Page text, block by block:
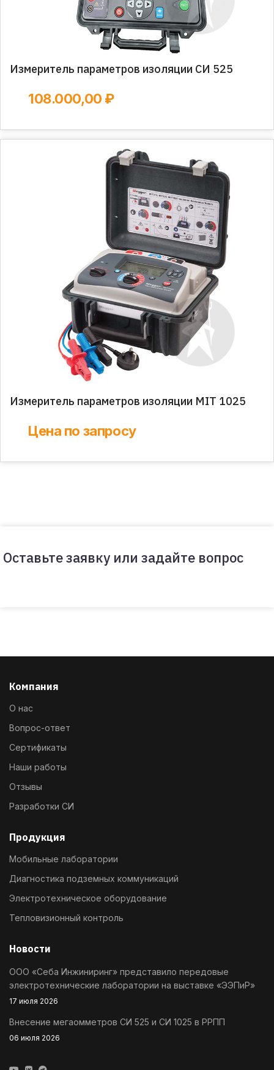
Измеритель параметров изоляции СИ 525
108.000,00 ₽
Измеритель параметров изоляции MIT 1025
Цена по запросу
Оставьте заявку или задайте вопрос
Компания
О нас
Вопрос-ответ
Сертификаты
Наши работы
Отзывы
Разработки СИ
Продукция
Мобильные лаборатории
Диагностика подземных коммуникаций
Электротехническое оборудование
Тепловизионный контроль
Новости
ООО «Себа Инжиниринг» представило передовые
электротехнические лаборатории на выставке «ЭЭПиР»
17 июля 2026
Внесение мегаомметров СИ 525 и СИ 1025 в РРПП
06 июля 2026